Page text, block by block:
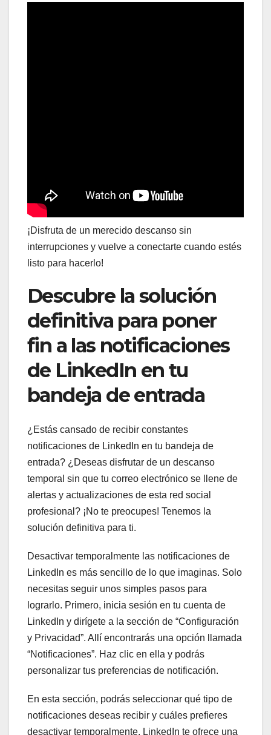
¡Disfruta de un merecido descanso sin
interrupciones y vuelve a conectarte cuando estés
listo para hacerlo!
Descubre la solución
definitiva para poner
fin a las notificaciones
de LinkedIn en tu
bandeja de entrada
¿Estás cansado de recibir constantes
notificaciones de LinkedIn en tu bandeja de
entrada? ¿Deseas disfrutar de un descanso
temporal sin que tu correo electrónico se llene de
alertas y actualizaciones de esta red social
profesional? ¡No te preocupes! Tenemos la
solución definitiva para ti.
Desactivar temporalmente las notificaciones de
LinkedIn es más sencillo de lo que imaginas. Solo
necesitas seguir unos simples pasos para
lograrlo. Primero, inicia sesión en tu cuenta de
LinkedIn y dirígete a la sección de “Configuración
y Privacidad”. Allí encontrarás una opción llamada
“Notificaciones”. Haz clic en ella y podrás
personalizar tus preferencias de notificación.
En esta sección, podrás seleccionar qué tipo de
notificaciones deseas recibir y cuáles prefieres
desactivar temporalmente. LinkedIn te ofrece una